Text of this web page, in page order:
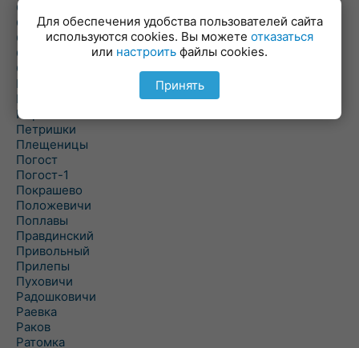
Олехновичи
Омговичи
Оношки
Осовец
Острошицкий Городок
Пасека
Пастовичи
Першаи
Петришки
Плещеницы
Погост
Погост-1
Покрашево
Положевичи
Поплавы
Правдинский
Привольный
Прилепы
Пуховичи
Радошковичи
Раевка
Раков
Ратомка
Для обеспечения удобства пользователей сайта
используются cookies. Вы можете отказаться
или настроить файлы cookies.
Принять